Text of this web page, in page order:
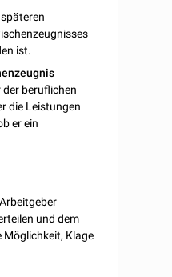
ist.
der beruflichen
die Leistungen
er ein
und dem
Möglichkeit, Klage